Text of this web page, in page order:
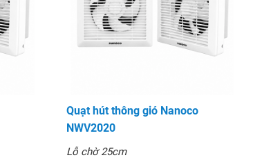
Quạt hút thông gió Nanoco
NWV2020
Lỗ chờ 25cm